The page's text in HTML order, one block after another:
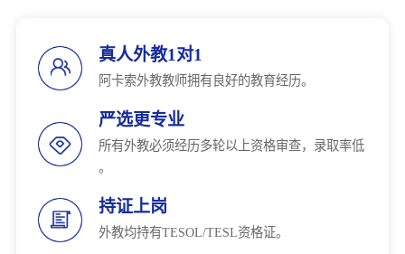
真人外教1对1
阿卡索外教教师拥有良好的教育经历。
严选更专业
所有外教必须经历多轮以上资格审查，录取率低
。
持证上岗
外教均持有TESOL/TESL资格证。